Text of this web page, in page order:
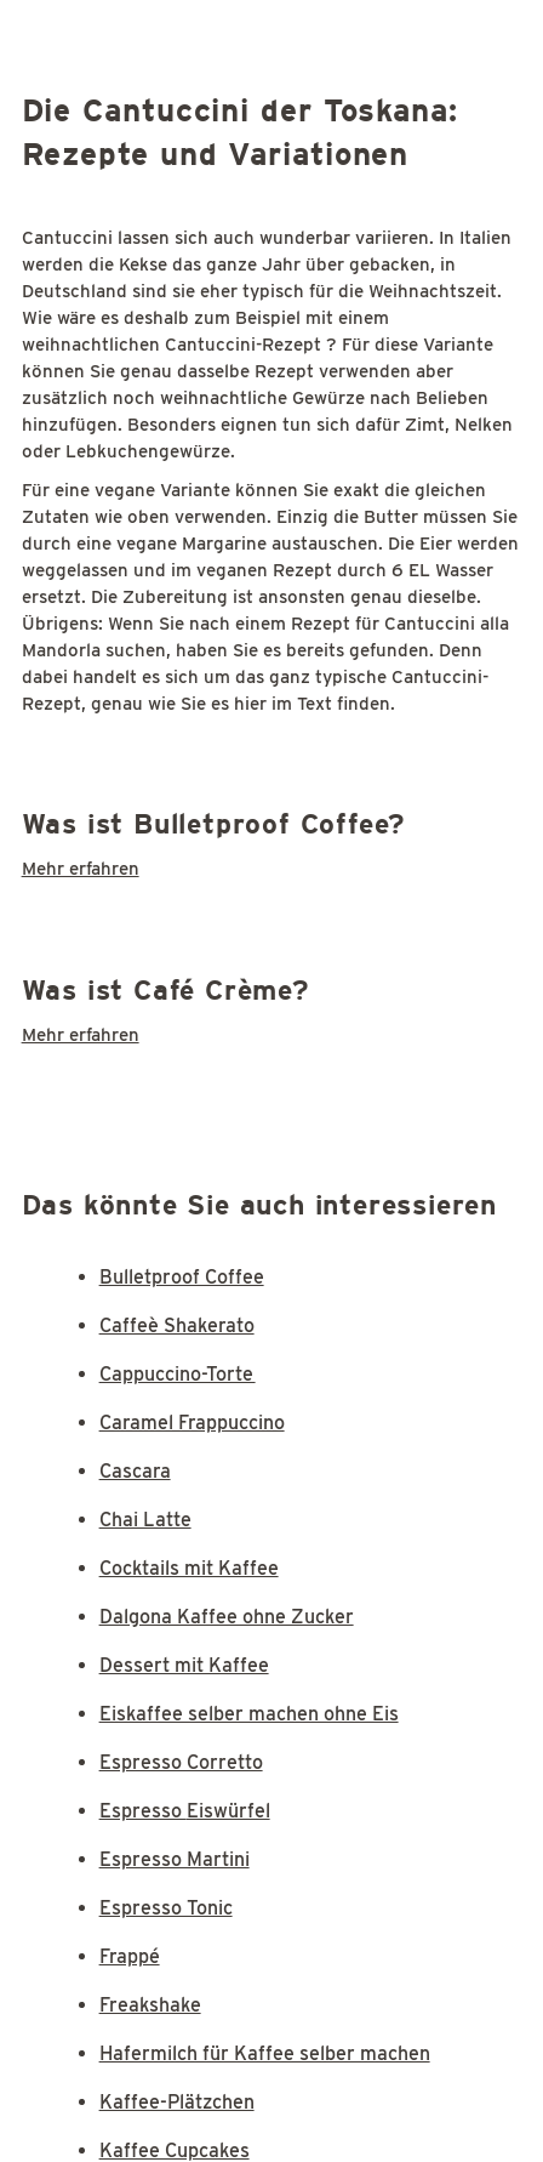
Die Cantuccini der Toskana:
Rezepte und Variationen
Cantuccini lassen sich auch wunderbar variieren. In Italien
werden die Kekse das ganze Jahr über gebacken, in
Deutschland sind sie eher typisch für die Weihnachtszeit.
Wie wäre es deshalb zum Beispiel mit einem
weihnachtlichen Cantuccini-Rezept ? Für diese Variante
können Sie genau dasselbe Rezept verwenden aber
zusätzlich noch weihnachtliche Gewürze nach Belieben
hinzufügen. Besonders eignen tun sich dafür Zimt, Nelken
oder Lebkuchengewürze.
Für eine vegane Variante können Sie exakt die gleichen
Zutaten wie oben verwenden. Einzig die Butter müssen Sie
durch eine vegane Margarine austauschen. Die Eier werden
weggelassen und im veganen Rezept durch 6 EL Wasser
ersetzt. Die Zubereitung ist ansonsten genau dieselbe.
Übrigens: Wenn Sie nach einem Rezept für Cantuccini alla
Mandorla suchen, haben Sie es bereits gefunden. Denn
dabei handelt es sich um das ganz typische Cantuccini-
Rezept, genau wie Sie es hier im Text finden.
Was ist Bulletproof Coffee?
Mehr erfahren
Was ist Café Crème?
Mehr erfahren
Das könnte Sie auch interessieren
Bulletproof Coffee
Caffeè Shakerato
Cappuccino-Torte
Caramel Frappuccino
Cascara
Chai Latte
Cocktails mit Kaffee
Dalgona Kaffee ohne Zucker
Dessert mit Kaffee
Eiskaffee selber machen ohne Eis
Espresso Corretto
Espresso Eiswürfel
Espresso Martini
Espresso Tonic
Frappé
Freakshake
Hafermilch für Kaffee selber machen
Kaffee-Plätzchen
Kaffee Cupcakes